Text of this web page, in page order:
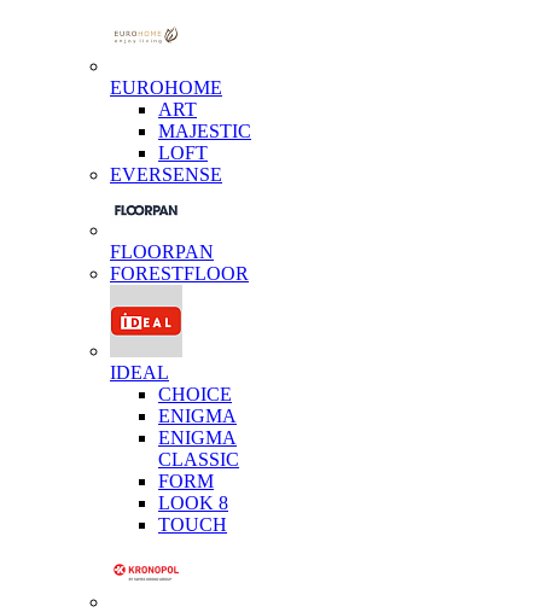
EUROHOME
ART
MAJESTIC
LOFT
EVERSENSE
FLOORPAN
FORESTFLOOR
IDEAL
CHOICE
ENIGMA
ENIGMA
CLASSIC
FORM
LOOK 8
TOUCH